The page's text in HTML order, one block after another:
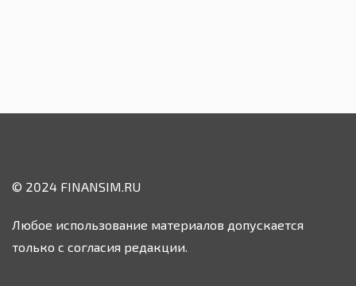
© 2024 FINANSIM.RU
Любое использование материалов допускается
только с согласия редакции.